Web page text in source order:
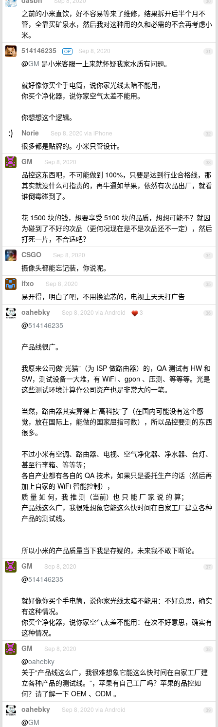
之前的小米直饮，好不容易等来了维修，结果拆开后半个月不
管，全靠买矿泉水，然后我对这种用的久和必需的不会再考虑小
米。
31
514146235 OP Sep 8, 2020
@GM 是小米客服一上来就怀疑我家水质有问题。
就好像你买个手电筒，说你家光线太暗不能用，
你买个净化器，说你家空气太差不能用。
你想想这个逻辑。
32
Norie Sep 8, 2020 via iPhone
很多都是贴牌的。小米只管设计。
33
GM Sep 8, 2020
品控这东西吧，不可能做到 100%，只要是达到行业合格线，那
其实就没什么可指责的，再牛逼如苹果，依然有次品出厂，就看
谁倒霉碰到了。
花 1500 块的钱，想要享受 5100 块的品质，想想可能不？就因
为碰到了不好的次品（更何况现在是不是次品还不一定），然后
打死一片，不合适吧？
34
CSGO Sep 8, 2020
摄像头都能忘记装，你说呢。
35
ifxo Sep 8, 2020
易开得，明白了吧，不用换滤芯的，电视上天天打广告
36
oahebky Sep 8, 2020 via Android 3
@514146235
产品线很广。
我原来公司做“光猫”（为 ISP 做路由器）的，QA 测试有 HW 和
SW，测试设备一大堆，有 WiFi 、gpon 、压测、等等等。光是
这些测试环境计算作公司资产也是非常大的一笔。
当然，路由器其实算得上“高科技”了（在国内可能没有这个感
觉，放在国际上，能做的国家屈指可数），所以品控要测的东西
很多。
不过小米有空调、路由器、电视、空气净化器、净水器、台灯、
甚至行李箱、等等等；
各自产业都有各自的 QA 技术，如果只是委托生产的话（然后再
加上自家的 WiFi 智能控制），
质 量 如 何，我 推 测（当前）也 只 能 厂 家 说 的 算；
产品线这么广，我很难想象它能这么快时间在自家工厂建立各种
产品的测试线。
所以小米的产品质量当下我是存疑的，未来我不敢下断论。
37
GM Sep 8, 2020
@514146235
就好像你买个手电筒，说你家光线太暗不能用：不好意思，确实
有这种情况。
你买个净化器，说你家空气太差不能用：在次不好意思，确实有
这种情况。
38
GM Sep 8, 2020
@oahebky
关于“产品线这么广，我很难想象它能这么快时间在自家工厂建
立各种产品的测试线。”，苹果有自己工厂吗？苹果的品控如
何？请了解一下 OEM 、ODM 。
39
oahebky Sep 8, 2020 via Android
@GM